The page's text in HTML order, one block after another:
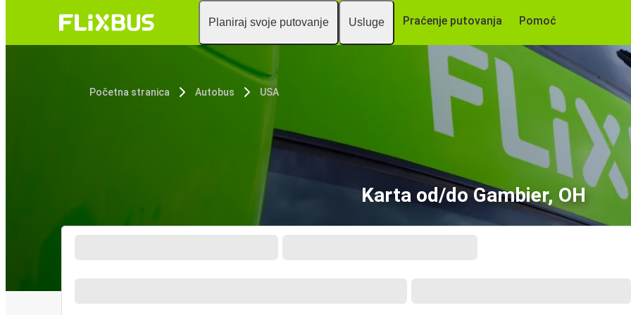
Planiraj svoje putovanje Usluge Praćenje putovanja Pomoć
Početna stranica Autobus USA
Karta od/do Gambier, OH